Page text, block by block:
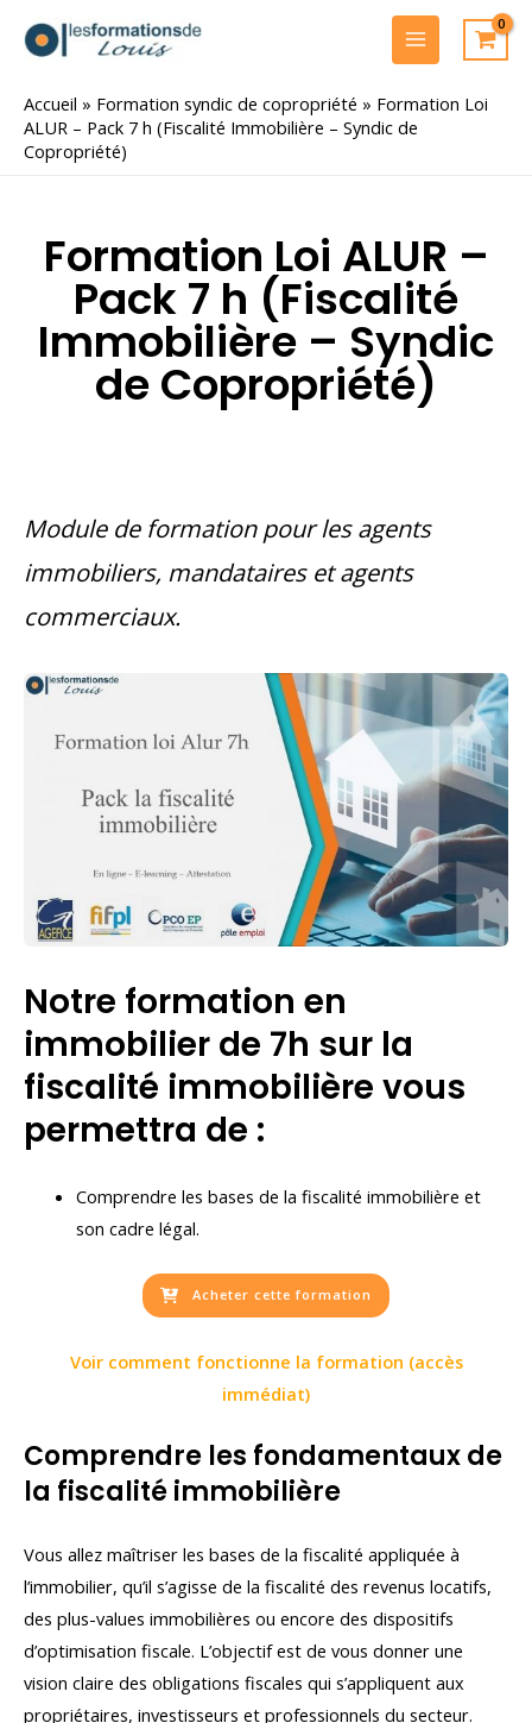
MAIN
MENU
Accueil » Formation syndic de copropriété » Formation Loi
ALUR – Pack 7 h (Fiscalité Immobilière – Syndic de
Copropriété)
Formation Loi ALUR –
Pack 7 h (Fiscalité
Immobilière – Syndic
de Copropriété)
Module de formation pour les agents
immobiliers, mandataires et agents
commerciaux.
Notre formation en
immobilier de 7h sur la
fiscalité immobilière vous
permettra de :
Comprendre les bases de la fiscalité immobilière et
son cadre légal.
Acheter cette formation
Voir comment fonctionne la formation (accès
immédiat)
Comprendre les fondamentaux de
la fiscalité immobilière
Vous allez maîtriser les bases de la fiscalité appliquée à
l’immobilier, qu’il s’agisse de la fiscalité des revenus locatifs,
des plus-values immobilières ou encore des dispositifs
d’optimisation fiscale. L’objectif est de vous donner une
vision claire des obligations fiscales qui s’appliquent aux
propriétaires, investisseurs et professionnels du secteur.